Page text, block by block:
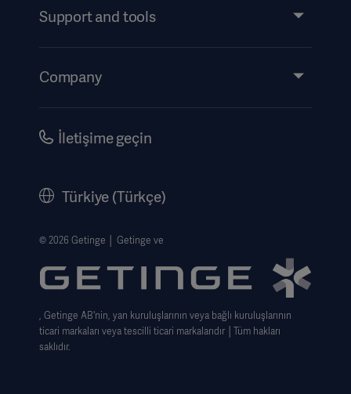
Services
Support and tools
Events
Company
Careers
Web Si̇tesi̇ Gizlilik Politikası
Website use disclaimer
Cookie Notice
Data Subject Request Form
İletişime geçin
Türkiye (Türkçe)
© 2026 Getinge │ Getinge ve
, Getinge AB'nin, yan kuruluşlarının veya bağlı kuruluşlarının
ticari markaları veya tescilli ticari markalarıdır │Tüm hakları
saklıdır.